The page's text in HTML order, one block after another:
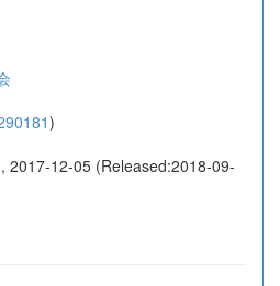
)
2017-12-05 (Released:2018-09-